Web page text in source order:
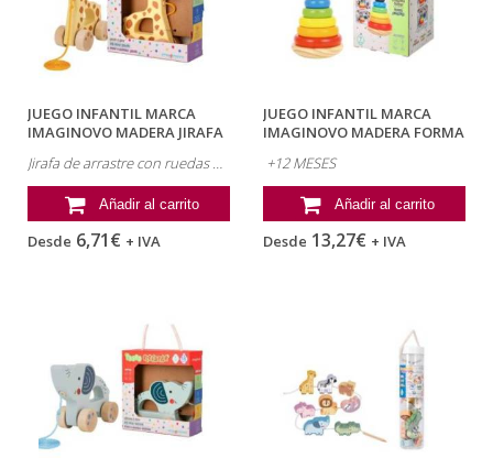
JUEGO INFANTIL MARCA
IMAGINOVO MADERA JIRAFA
Jirafa de arrastre con ruedas de madera Imaginovo +12 meses
Añadir al carrito
Desde 6,71€ + IVA
JUEGO INFANTIL MARCA
IMAGINOVO MADERA FORMA
+12 MESES
Añadir al carrito
Desde 13,27€ + IVA